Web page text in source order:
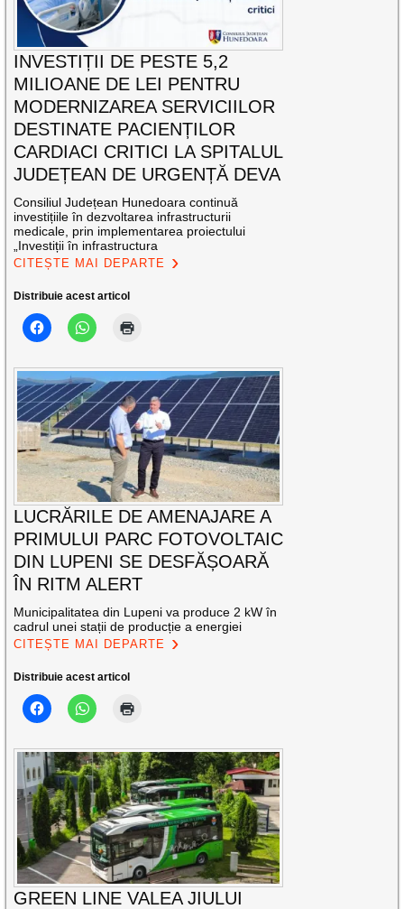
INVESTIȚII DE PESTE 5,2
MILIOANE DE LEI PENTRU
MODERNIZAREA SERVICIILOR
DESTINATE PACIENȚILOR
CARDIACI CRITICI LA SPITALUL
JUDEȚEAN DE URGENȚĂ DEVA
Consiliul Județean Hunedoara continuă
investițiile în dezvoltarea infrastructurii
medicale, prin implementarea proiectului
„Investiții în infrastructura
CITEȘTE MAI DEPARTE
Distribuie acest articol
LUCRĂRILE DE AMENAJARE A
PRIMULUI PARC FOTOVOLTAIC
DIN LUPENI SE DESFĂȘOARĂ
ÎN RITM ALERT
Municipalitatea din Lupeni va produce 2 kW în
cadrul unei stații de producție a energiei
CITEȘTE MAI DEPARTE
Distribuie acest articol
GREEN LINE VALEA JIULUI